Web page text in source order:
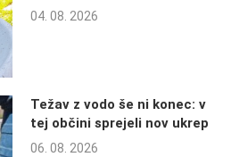
04. 08. 2026
Težav z vodo še ni konec: v
tej občini sprejeli nov ukrep
06. 08. 2026